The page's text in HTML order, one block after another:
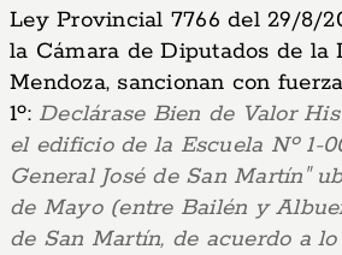
Ley Provincial 7766 del 29/8/
la Cámara de Diputados de la
Mendoza, sancionan con
1º: Declárase Bien de Valor
el edificio de la Escuela Nº 1-
General José de San Martín"
de Mayo (entre Bailén y
de San Martín, de acuerdo a